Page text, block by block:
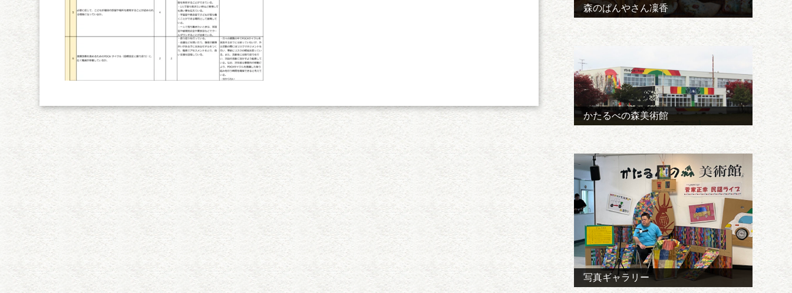
森のぱんやさん凜香
かたるべの森美術館
写真ギャラリー